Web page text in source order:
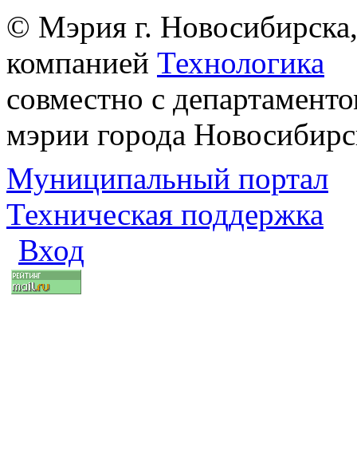
© Мэрия г.
компанией Технологика
совместно с
мэрии города
Муниципальный портал
Техническая поддержка
Вход